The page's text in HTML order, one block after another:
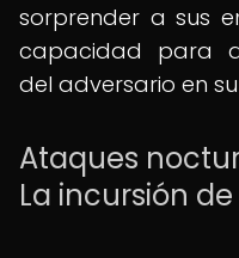
sorprender a sus
capacidad para
del adversario en
Ataques
La incursión